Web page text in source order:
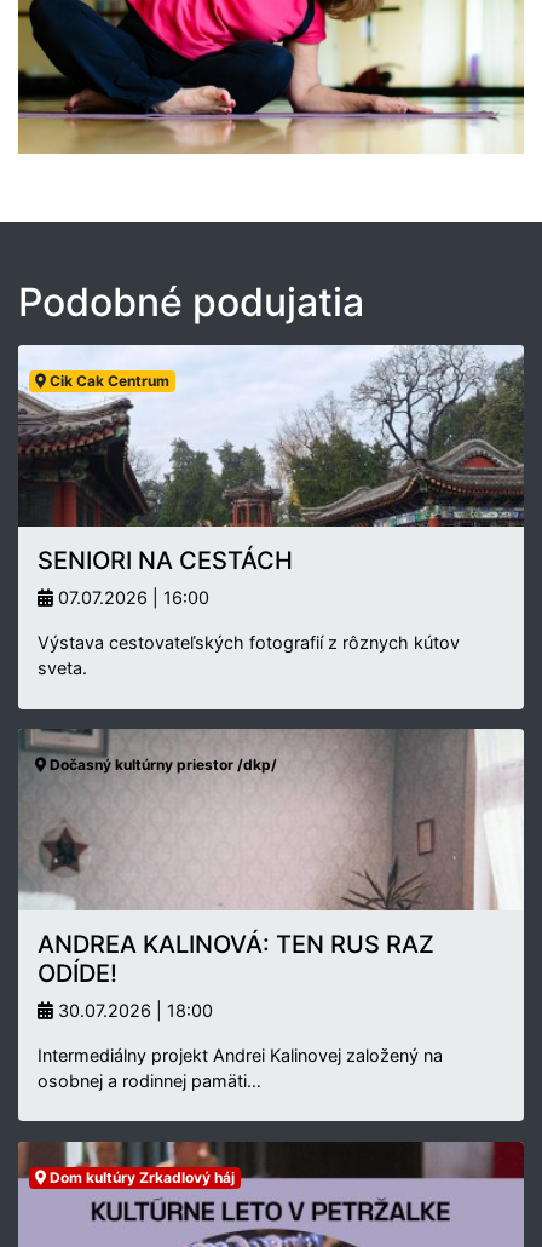
Podobné podujatia
Cik Cak Centrum
SENIORI NA CESTÁCH
07.07.2026 | 16:00
Výstava cestovateľských fotografií z rôznych kútov
sveta.
Dočasný kultúrny priestor /dkp/
ANDREA KALINOVÁ: TEN RUS RAZ
ODÍDE!
30.07.2026 | 18:00
Intermediálny projekt Andrei Kalinovej založený na
osobnej a rodinnej pamäti…
Dom kultúry Zrkadlový háj